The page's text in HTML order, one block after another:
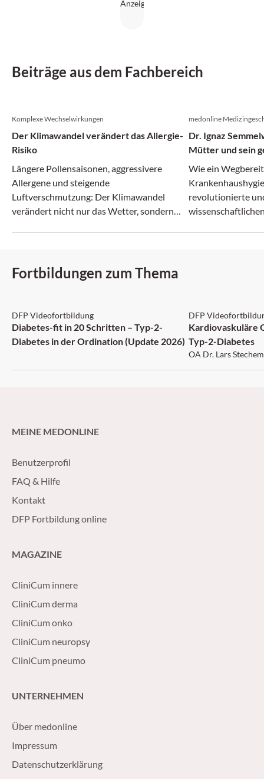
Beiträge aus dem Fachbereich
Komplexe Wechselwirkungen
Der Klimawandel verändert das Allergie-
Risiko
Längere Pollensaisonen, aggressivere
Allergene und steigende
Luftverschmutzung: Der Klimawandel
verändert nicht nur das Wetter, sondern
medonline
Dr. Ignaz
Mütter und sein
Irrenanstalt
Wie ein
revolutionierte
Fortbildungen zum Thema
DFP: 5 Punkte
DFP Videofortbildung
Diabetes-fit in 20 Schritten – Typ-2-
Diabetes in der Ordination (Update 2026)
DFP
Kardiovaskuläre
Typ-2-Diabetes
OA Dr. Lars
MEINE MEDONLINE
Benutzerprofil
FAQ & Hilfe
Kontakt
DFP Fortbildung online
MAGAZINE
CliniCum innere
CliniCum derma
CliniCum onko
CliniCum neuropsy
CliniCum pneumo
UNTERNEHMEN
Über medonline
Impressum
Datenschutzerklärung